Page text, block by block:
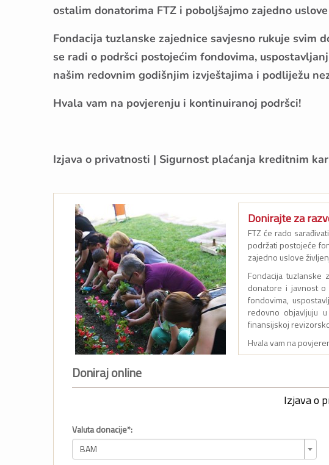
ostalim donatorima FTZ i poboljšajmo zajedno
Fondacija tuzlanske zajednice savjesno rukuje
se radi o podršci postojećim fondovima,
našim redovnim godišnjim izvještajima i podliježu
Hvala vam na povjerenju i kontinuiranoj podršci!
Izjava o privatnosti | Sigurnost plaćanja kreditnim